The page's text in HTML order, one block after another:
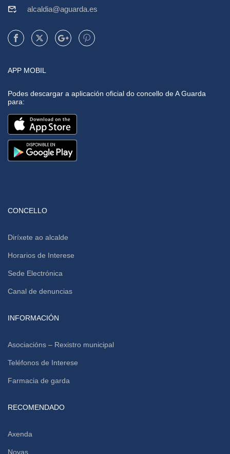
alcaldia@aguarda.es
APP MOBIL
Podes descargar a aplicación oficial do concello de A Guarda
para:
CONCELLO
Diríxete ao alcalde
Horarios de Interese
Sede Electrónica
Canal de denuncias
INFORMACIÓN
Asociacións – Rexistro municipal
Teléfonos de Interese
Farmacia de garda
RECOMENDADO
Axenda
Novas